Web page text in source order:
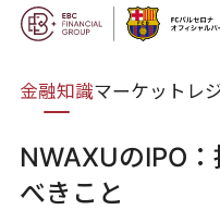
金融知識マーケットレ
NWAXUのIPO
べきこと